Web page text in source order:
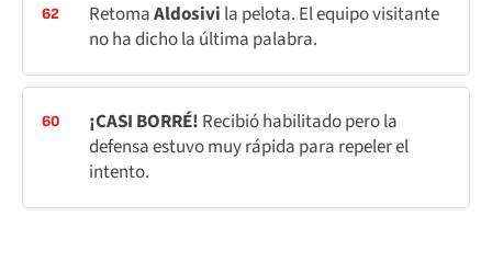
62 RetomaAldosivi la pelota. El equipo visitante
no ha dicho la última palabra.
60 ¡CASI BORRÉ! Recibió habilitado pero la
defensa estuvo muy rápida para repeler el
intento.